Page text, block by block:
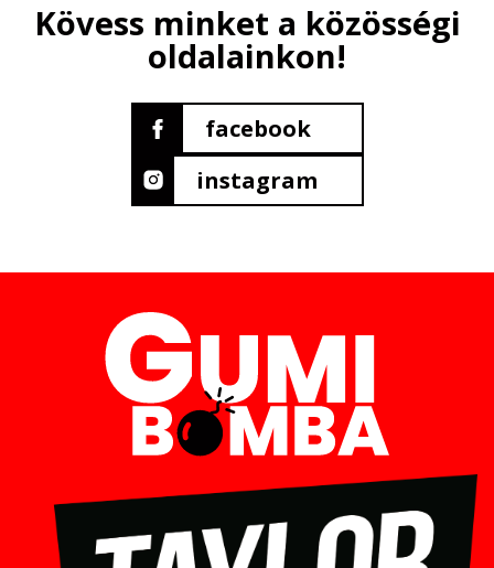
Kövess minket a közösségi
oldalainkon!
facebook
instagram